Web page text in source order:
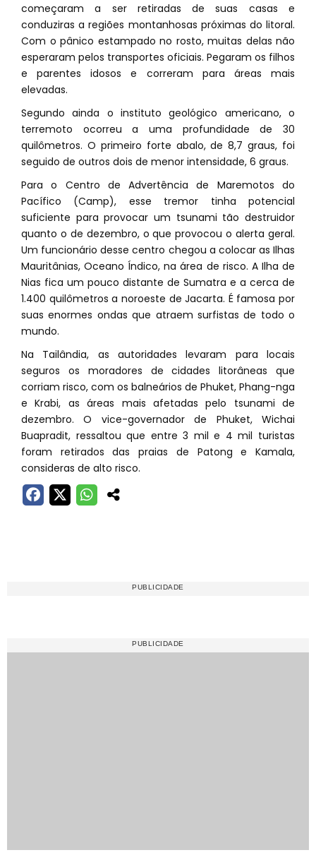
começaram a ser retiradas de suas casas e
conduziras a regiões montanhosas próximas do litoral.
Com o pânico estampado no rosto, muitas delas não
esperaram pelos transportes oficiais. Pegaram os filhos
e parentes idosos e correram para áreas mais
elevadas.
Segundo ainda o instituto geológico americano, o
terremoto ocorreu a uma profundidade de 30
quilômetros. O primeiro forte abalo, de 8,7 graus, foi
seguido de outros dois de menor intensidade, 6 graus.
Para o Centro de Advertência de Maremotos do
Pacífico (Camp), esse tremor tinha potencial
suficiente para provocar um tsunami tão destruidor
quanto o de dezembro, o que provocou o alerta geral.
Um funcionário desse centro chegou a colocar as Ilhas
Mauritânias, Oceano Índico, na área de risco. A Ilha de
Nias fica um pouco distante de Sumatra e a cerca de
1.400 quilômetros a noroeste de Jacarta. É famosa por
suas enormes ondas que atraem surfistas de todo o
mundo.
Na Tailândia, as autoridades levaram para locais
seguros os moradores de cidades litorâneas que
corriam risco, com os balneários de Phuket, Phang-nga
e Krabi, as áreas mais afetadas pelo tsunami de
dezembro. O vice-governador de Phuket, Wichai
Buapradit, ressaltou que entre 3 mil e 4 mil turistas
foram retirados das praias de Patong e Kamala,
consideras de alto risco.